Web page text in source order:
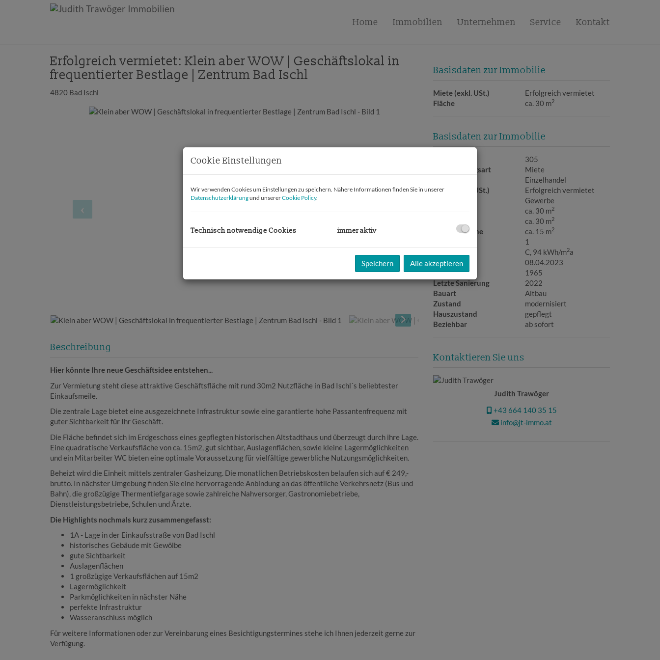
Home Immobilien Unternehmen Service Kontakt
Erfolgreich vermietet: Klein aber WOW | Geschäftslokal in
frequentierter Bestlage | Zentrum Bad Ischl
4820 Bad Ischl
Beschreibung
Hier könnte Ihre neue Geschäftsidee entstehen...
Zur Vermietung steht diese attraktive Geschäftsfläche mit rund 30m2 Nutzfläche in Bad Ischl´s beliebtester
Einkaufsmeile.
Die zentrale Lage bietet eine ausgezeichnete Infrastruktur sowie eine garantierte hohe Passantenfrequenz mit
guter Sichtbarkeit für Ihr Geschäft.
Die Fläche befindet sich im Erdgeschoss eines gepflegten historischen Altstadthaus und überzeugt durch ihre Lage.
Eine quadratische Verkaufsfläche von ca. 15m2, gut sichtbar, Auslagenflächen, sowie kleine Lagermöglichkeiten
und ein Mitarbeiter WC bieten eine optimale Voraussetzung für vielfältige gewerbliche Nutzungsmöglichkeiten.
Beheizt wird die Einheit mittels zentraler Gasheizung. Die monatlichen Betriebskosten belaufen sich auf € 249,-
brutto. In nächster Umgebung finden Sie eine hervorragende Anbindung an das öffentliche Verkehrsnetz (Bus und
Bahn), die großzügige Thermentiefgarage sowie zahlreiche Nahversorger, Gastronomiebetriebe,
Dienstleistungsbetriebe, Schulen und Ärzte.
Die Highlights nochmals kurz zusammengefasst:
1A - Lage in der Einkaufsstraße von Bad Ischl
historisches Gebäude mit Gewölbe
gute Sichtbarkeit
Auslagenflächen
1 großzügige Verkaufsflächen auf 15m2
Lagermöglichkeit
Parkmöglichkeiten in nächster Nähe
perfekte Infrastruktur
Wasseranschluss möglich
Für weitere Informationen oder zur Vereinbarung eines Besichtigungstermines stehe ich Ihnen jederzeit gerne zur
Verfügung.
Basisdaten zur Immobilie
Miete (exkl. USt.)
Erfolgreich vermietet
Fläche
ca. 30 m2
Basisdaten zur Immobilie
305
Vermarktungsart
Miete
Einzelhandel
Miete (exkl. USt.)
Erfolgreich vermietet
Gewerbe
ca. 30 m2
ca. 30 m2
Verkaufsfläche ca. 15 m2
1
C, 94 kWh/m2a
gültig bis
08.04.2023
Baujahr
1965
Letzte Sanierung
2022
Bauart
Altbau
Zustand
modernisiert
Hauszustand
gepflegt
Beziehbar
ab sofort
Kontaktieren Sie uns
Judith Trawöger
+43 664 140 35 15
info@jt-immo.at
Cookie Einstellungen
Wir verwenden Cookies um Einstellungen zu speichern. Nähere Informationen finden Sie in unserer
Datenschutzerklärungund unsererCookie Policy.
Technisch notwendige Cookies immer aktiv
Speichern Alle akzeptieren